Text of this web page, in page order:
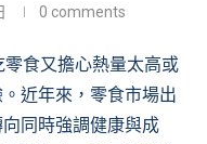
0 comments
零食又擔心熱量太高或
近年來，零食市場出
同時強調健康與成